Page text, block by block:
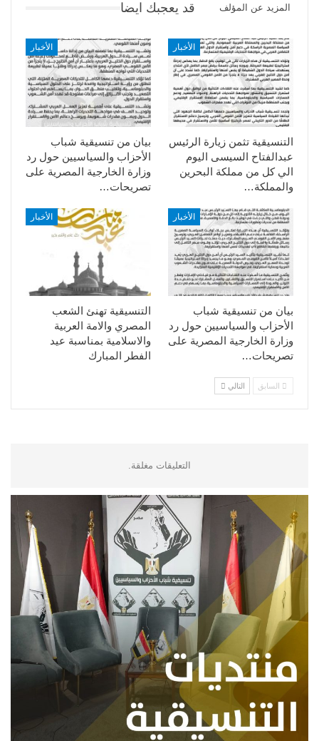
قد يعجبك ايضا المزيد عن المؤلف
الأخبار
بيان من تنسيقية شباب
الأحزاب والسياسيين حول رد
وزارة الخارجية المصرية على
تصريحات…
الأخبار
التنسيقية تثمن زيارة الرئيس
عبدالفتاح السيسى اليوم
الي كل من مملكة البحرين
والمملكة…
الأخبار
التنسيقية تهنئ الشعب
المصري والامة العربية
والاسلامية بمناسبة عيد
الفطر المبارك
الأخبار
بيان من تنسيقية شباب
الأحزاب والسياسيين حول رد
وزارة الخارجية المصرية على
تصريحات…
السابق التالي
التعليقات مغلقة.